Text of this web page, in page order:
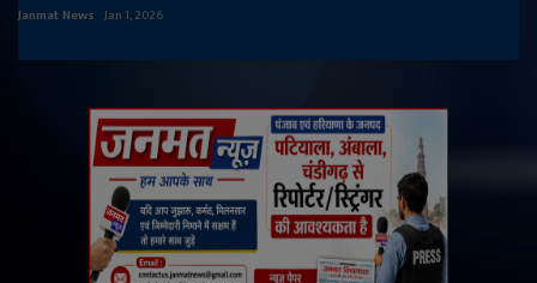
Janmat News Jan 1, 2026